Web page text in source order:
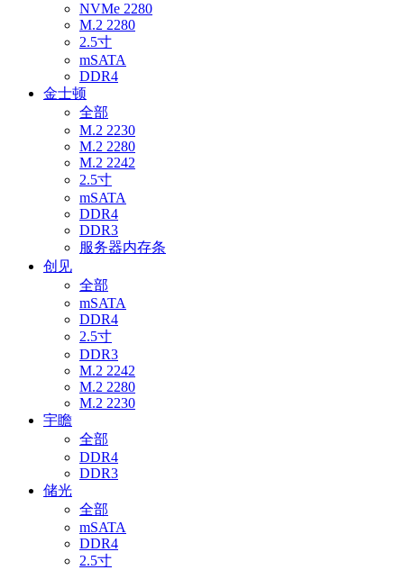
NVMe 2280
M.2 2280
2.5寸
mSATA
DDR4
金士顿
全部
M.2 2230
M.2 2280
M.2 2242
2.5寸
mSATA
DDR4
DDR3
服务器内存条
创见
全部
mSATA
DDR4
2.5寸
DDR3
M.2 2242
M.2 2280
M.2 2230
宇瞻
全部
DDR4
DDR3
储光
全部
mSATA
DDR4
2.5寸